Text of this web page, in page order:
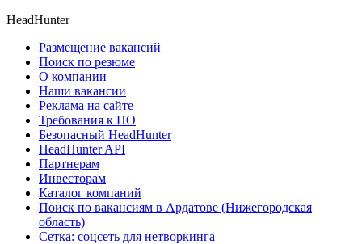
HeadHunter
Размещение вакансий
Поиск по резюме
О компании
Наши вакансии
Реклама на сайте
Требования к ПО
Безопасный HeadHunter
HeadHunter API
Партнерам
Инвесторам
Каталог компаний
Поиск по вакансиям в Ардатове (Нижегородская
область)
Сетка: соцсеть для нетворкинга